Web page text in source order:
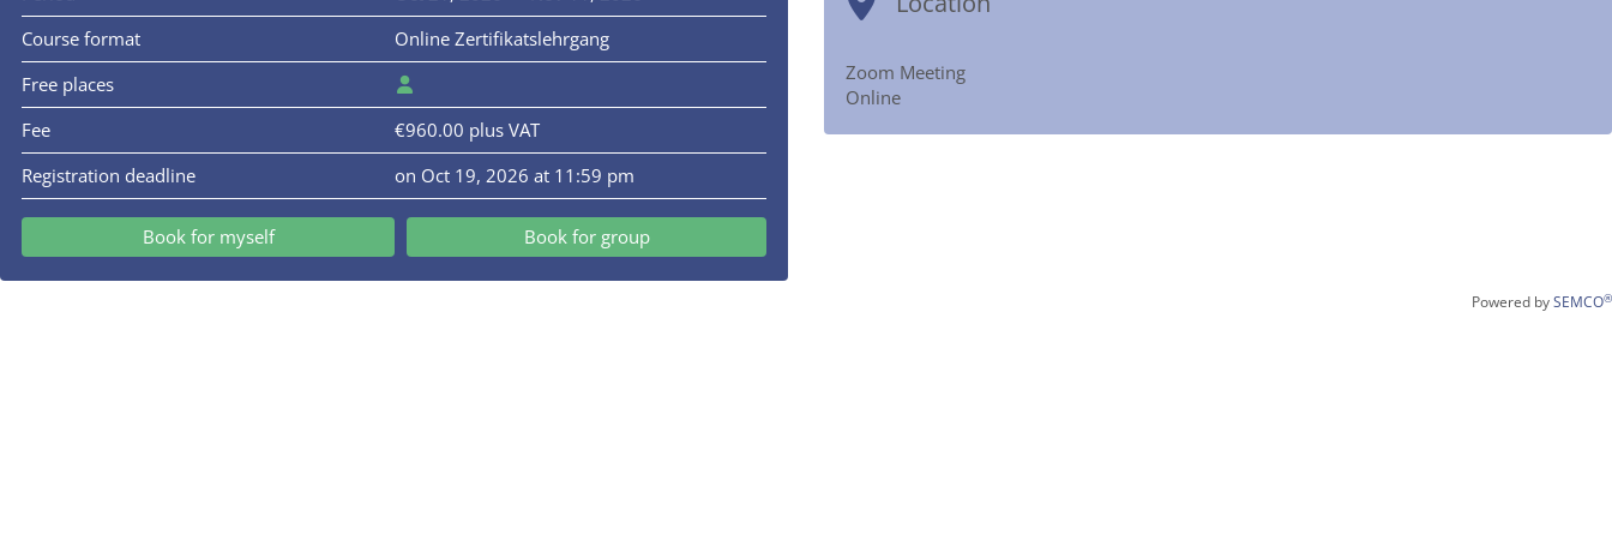
Course format
Online Zertifikatslehrgang
Free places
Fee
€960.00 plus VAT
Registration deadline
on Oct 19, 2026 at 11:59 pm
Book for myself Book for group
Zoom Meeting
Online
Powered bySEMCO®